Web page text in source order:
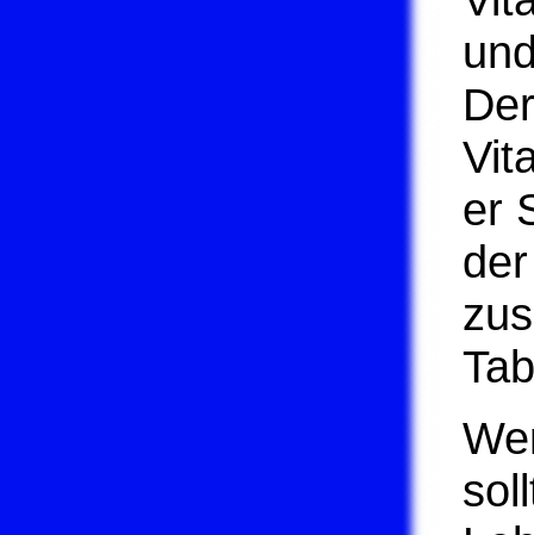
er